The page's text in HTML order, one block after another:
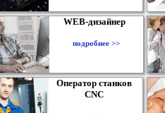
WEB-дизайнер
подробнее >>
Оператор станков
CNC